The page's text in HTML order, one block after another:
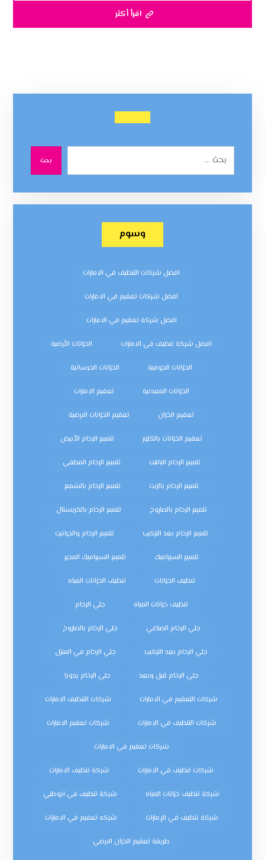
اقرأ أكثر
بحث
وسوم
افضل شركات التنظيف في الامارات
افضل شركات تعقيم في الامارات
افضل شركة تعقيم في الامارات
افضل شركة تنظيف في الامارات الخزانات الأرضية
الخزانات الجوفية الخزانات الخرسانية
الخزانات المعدنية تعقيم الامارات
تعقيم الخزان تعقيم الخزانات الارضية
تعقيم الخزانات بالكلور تلميع الرخام الأبيض
تلميع الرخام الباهت تلميع الرخام المطفي
تلميع الرخام بالزيت تلميع الرخام بالشمع
تلميع الرخام بالصاروخ تلميع الرخام بالكريستال
تلميع الرخام بعد التركيب تلميع الرخام والجرانيت
تلميع السيراميك تلميع السيراميك المجير
تنظيف الخزانات تنظيف الخزانات المياه
تنظيف خزانات المياه جلي الرخام
جلي الرخام الصناعي جلي الرخام بالصاروخ
جلي الرخام بعد التركيب جلي الرخام في المنزل
جلي الرخام قبل وبعد جلي الرخام يدويا
شركات التعقيم في الامارات شركات التنظيف الامارات
شركات التنظيف في الامارات شركات تعقيم الامارات
شركات تعقيم في الامارات
شركات تنظيف في الامارات شركة تنظيف الامارات
شركة تنظيف خزانات المياه شركة تنظيف في ابوظبي
شركة تنظيف في الإمارات شركه تعقيم في الامارات
طريقة تعقيم الخزان الارضي